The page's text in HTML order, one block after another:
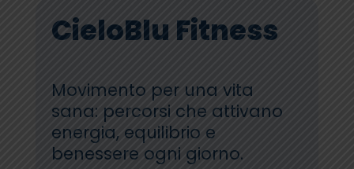
CieloBlu Fitness
Movimento per una vita
sana: percorsi che attivano
energia, equilibrio e
benessere ogni giorno.